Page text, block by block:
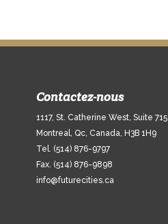
Contactez-nous
1117, St. Catherine West, Suite 715
Montreal, Qc, Canada, H3B 1H9
Tel. (514) 876-9797
Fax. (514) 876-9898
info@futurecities.ca